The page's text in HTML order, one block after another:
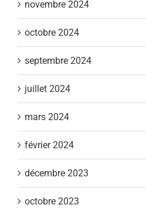
novembre 2024
octobre 2024
septembre 2024
juillet 2024
mars 2024
février 2024
décembre 2023
octobre 2023